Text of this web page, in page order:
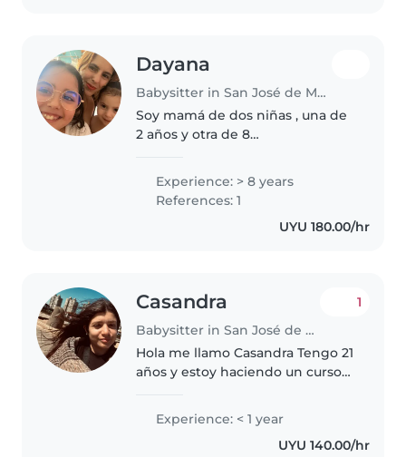
Dayana
Babysitter in San José de Mayo
Soy mamá de dos niñas , una de
2 años y otra de 8
emprendiendo como decoradora
Me gusta trabajar con niños y soy
responsable y necesito este
empleo para poder seguir..
Experience: > 8 years
References: 1
UYU 180.00/hr
Casandra
Babysitter in San José de Mayo
1
Hola me llamo Casandra Tengo 21
años y estoy haciendo un curso
familia de maestras y
educadores. Me encantan los
niños. Trabajé de animadora en
Experience: < 1 year
UYU 140.00/hr